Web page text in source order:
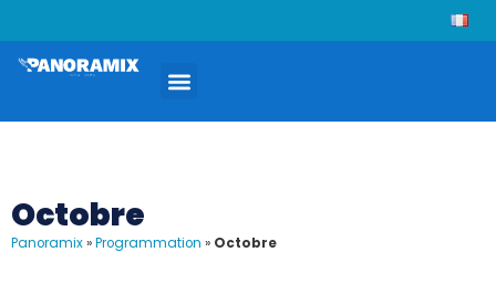
Octobre
Panoramix»Programmation » Octobre